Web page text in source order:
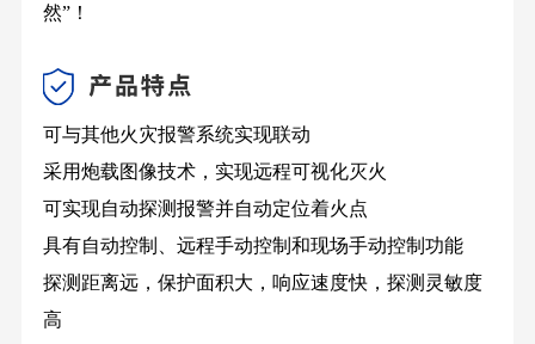
然”！
可与其他火灾报警系统实现联动
采用炮载图像技术，实现远程可视化灭火
可实现自动探测报警并自动定位着火点
具有自动控制、远程手动控制和现场手动控制功能
探测距离远，保护面积大，响应速度快，探测灵敏度
高